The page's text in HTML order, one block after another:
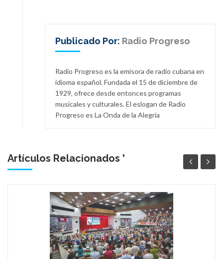
Publicado Por: Radio Progreso
Radio Progreso es la emisora de radio cubana en
idioma español. Fundada el 15 de diciembre de
1929, ofrece desde entonces programas
musicales y culturales. El eslogan de Radio
Progreso es La Onda de la Alegría
Artículos Relacionados '